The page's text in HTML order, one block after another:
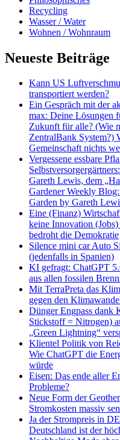
Recycling
Wasser / Water
Wohnen / Wohnraum
Neueste Beiträge
Kann US
transportiert werden?
Ein Gespräch mit der
max: Deine Lösungen
Zukunft für alle? (Wie
ZentralBank System?)
Gemeinschaft nichts
Vergessene essbare
Gareth Lewis, dem
Gardener Weekly
Garden by Gareth
Eine (Finanz)
keine Innovation
bedroht die Demokratie
Silence mini car Auto
(jedenfalls in Spanien)
KI gefragt: ChatGPT
aus allen fossilen
Mit TerraPreta das
gegen den
Dünger Engpass dank
Stickstoff = Nitrogen)
„Green Lightning“
Klientel Politik von
Wie ChatGPT die
würde
Eisen: Das ende aller
Probleme?
Neue Form der
Stromkosten massiv
Ja der Strompreis in
Deutschland ist der